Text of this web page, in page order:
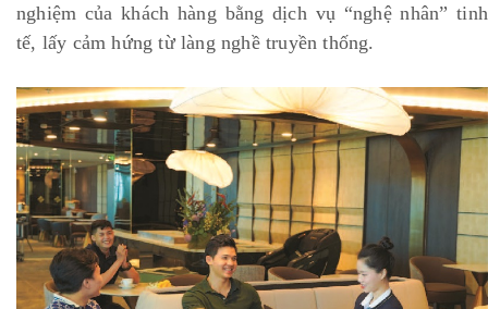
nghiệm của khách hàng bằng dịch vụ “nghệ nhân” tinh
tế, lấy cảm hứng từ làng nghề truyền thống.